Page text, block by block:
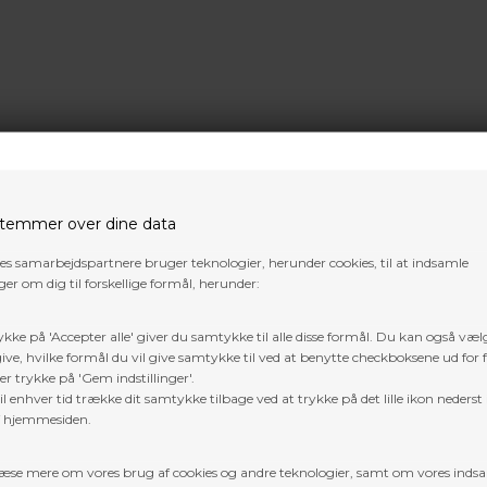
over dine data
samarbejdspartnere bruger teknologier, herunder cookies, til at indsamle
om dig til forskellige formål, herunder:
på 'Accepter alle' giver du samtykke til alle disse formål. Du kan også
hvilke formål du vil give samtykke til ved at benytte checkboksene ud for
trykke på 'Gem indstillinger'.
enhver tid trække dit samtykke tilbage ved at trykke på det lille ikon nederst
mere om vores brug af cookies og andre teknologier, samt om vores
VÆLG VARIANT